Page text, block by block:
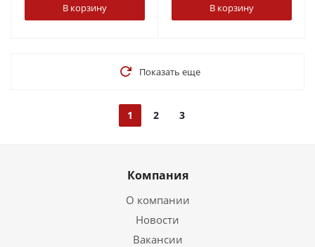
В корзину В корзину
Показать еще
1 2 3
Компания
О компании
Новости
Вакансии